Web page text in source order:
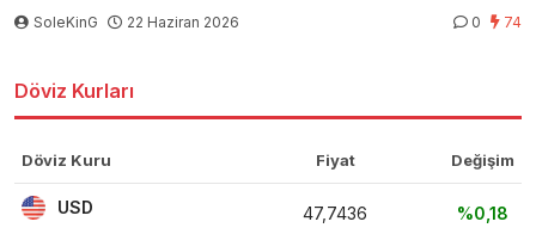
SoleKinG 22 Haziran 2026 0 74
Döviz Kurları
Döviz Kuru Fiyat Değişim
USD 47,7436 %0,18